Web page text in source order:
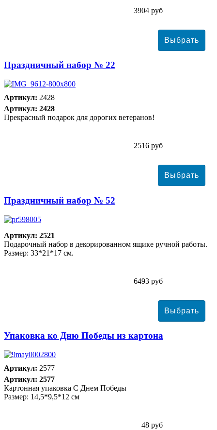
3904 руб
Праздничный набор № 22
Артикул: 2428
Артикул: 2428
Прекрасный подарок для дорогих ветеранов!
2516 руб
Праздничный набор № 52
Артикул: 2521
Подарочный набор в декорированном ящике ручной работы.
Размер: 33*21*17 см.
6493 руб
Упаковка ко Дню Победы из картона
Артикул: 2577
Артикул: 2577
Картонная упаковка С Днем Победы
Размер: 14,5*9,5*12 см
48 руб